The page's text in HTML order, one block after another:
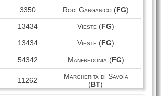
Abitanti Comune
3350 Rodi Garganico ( FG)
13434 Vieste ( FG)
13434 Vieste ( FG)
54342 Manfredonia (FG)
11262
Margherita di Savoia
( BT)